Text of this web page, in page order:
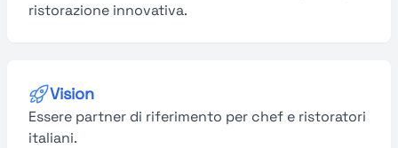
ristorazione innovativa.
Vision
Essere partner di riferimento per chef e ristoratori
italiani.